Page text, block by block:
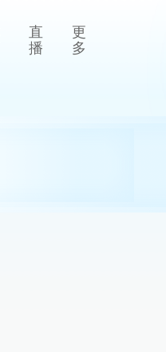
直
播
更
多